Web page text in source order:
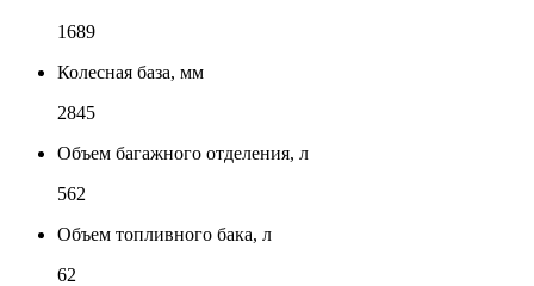
1689
Колесная база, мм
2845
Объем багажного отделения, л
562
Объем топливного бака, л
62